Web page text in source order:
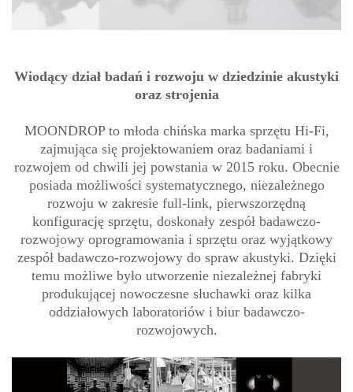
Wiodący dział badań i rozwoju w dziedzinie akustyki
oraz strojenia
MOONDROP to młoda chińska marka sprzętu Hi-Fi,
zajmująca się projektowaniem oraz badaniami i
rozwojem od chwili jej powstania w 2015 roku. Obecnie
posiada możliwości systematycznego, niezależnego
rozwoju w zakresie full-link, pierwszorzędną
konfigurację sprzętu, doskonały zespół badawczo-
rozwojowy oprogramowania i sprzętu oraz wyjątkowy
zespół badawczo-rozwojowy do spraw akustyki. Dzięki
temu możliwe było utworzenie niezależnej fabryki
produkującej nowoczesne słuchawki oraz kilka
oddziałowych laboratoriów i biur badawczo-
rozwojowych.